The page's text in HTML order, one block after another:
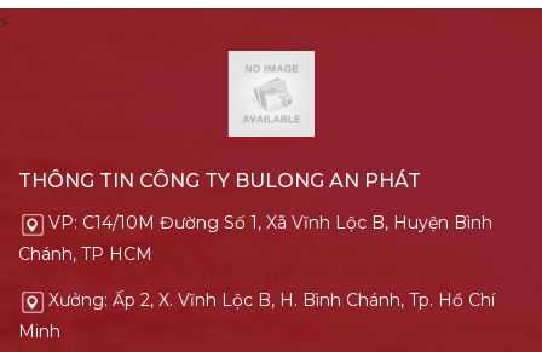
>
THÔNG TIN CÔNG TY BULONG AN PHÁT
VP: C14/10M Đường Số 1, Xã Vĩnh Lộc B, Huyện Bình
Chánh, TP HCM
Xưởng: Ấp 2, X. Vĩnh Lộc B, H. Bình Chánh, Tp. Hồ Chí
Minh